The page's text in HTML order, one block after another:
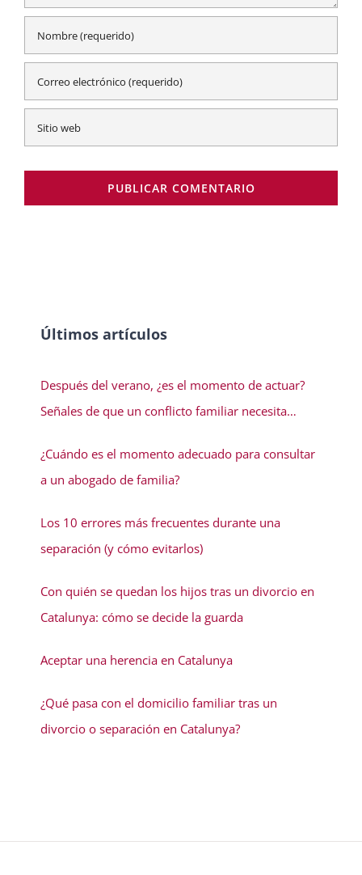
Últimos artículos
Después del verano, ¿es el momento de actuar?
Señales de que un conflicto familiar necesita
¿Cuándo es el momento adecuado para consultar
a un abogado de familia?
Los 10 errores más frecuentes durante una
separación (y cómo evitarlos)
Con quién se quedan los hijos tras un divorcio en
Catalunya: cómo se decide la guarda
Aceptar una herencia en Catalunya
¿Qué pasa con el domicilio familiar tras un
divorcio o separación en Catalunya?